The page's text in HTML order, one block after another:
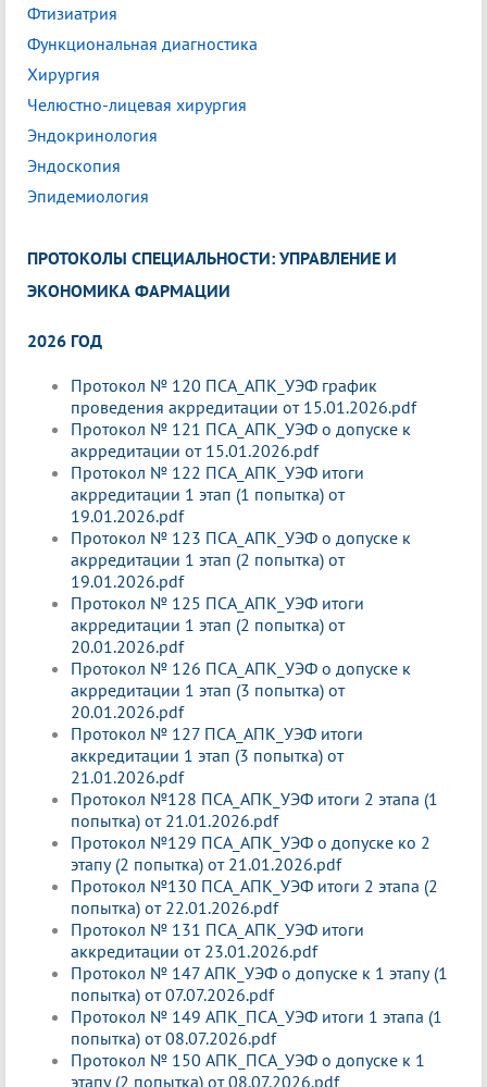
Фтизиатрия
Функциональная диагностика
Хирургия
Челюстно-лицевая хирургия
Эндокринология
Эндоскопия
Эпидемиология
ПРОТОКОЛЫ СПЕЦИАЛЬНОСТИ: УПРАВЛЕНИЕ И
ЭКОНОМИКА ФАРМАЦИИ
2026 ГОД
Протокол № 120 ПСА_АПК_УЭФ график
проведения акрредитации от 15.01.2026.pdf
Протокол № 121 ПСА_АПК_УЭФ о допуске к
акрредитации от 15.01.2026.pdf
Протокол № 122 ПСА_АПК_УЭФ итоги
акрредитации 1 этап (1 попытка) от
19.01.2026.pdf
Протокол № 123 ПСА_АПК_УЭФ о допуске к
акрредитации 1 этап (2 попытка) от
19.01.2026.pdf
Протокол № 125 ПСА_АПК_УЭФ итоги
акрредитации 1 этап (2 попытка) от
20.01.2026.pdf
Протокол № 126 ПСА_АПК_УЭФ о допуске к
акрредитации 1 этап (3 попытка) от
20.01.2026.pdf
Протокол № 127 ПСА_АПК_УЭФ итоги
аккредитации 1 этап (3 попытка) от
21.01.2026.pdf
Протокол №128 ПСА_АПК_УЭФ итоги 2 этапа (1
попытка) от 21.01.2026.pdf
Протокол №129 ПСА_АПК_УЭФ о допуске ко 2
этапу (2 попытка) от 21.01.2026.pdf
Протокол №130 ПСА_АПК_УЭФ итоги 2 этапа (2
попытка) от 22.01.2026.pdf
Протокол № 131 ПСА_АПК_УЭФ итоги
аккредитации от 23.01.2026.pdf
Протокол № 147 АПК_УЭФ о допуске к 1 этапу (1
попытка) от 07.07.2026.pdf
Протокол № 149 АПК_ПСА_УЭФ итоги 1 этапа (1
попытка) от 08.07.2026.pdf
Протокол № 150 АПК_ПСА_УЭФ о допуске к 1
этапу (2 попытка) от 08.07.2026.pdf